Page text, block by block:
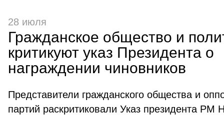
28 июля
Гражданское общество и
критикуют указ Президента о
награждении чиновников
Представители гражданского общества и
партий раскритиковали Указ президента РМ